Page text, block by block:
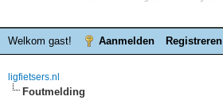
Welkom gast! Aanmelden Registreren
ligfietsers.nl
Foutmelding